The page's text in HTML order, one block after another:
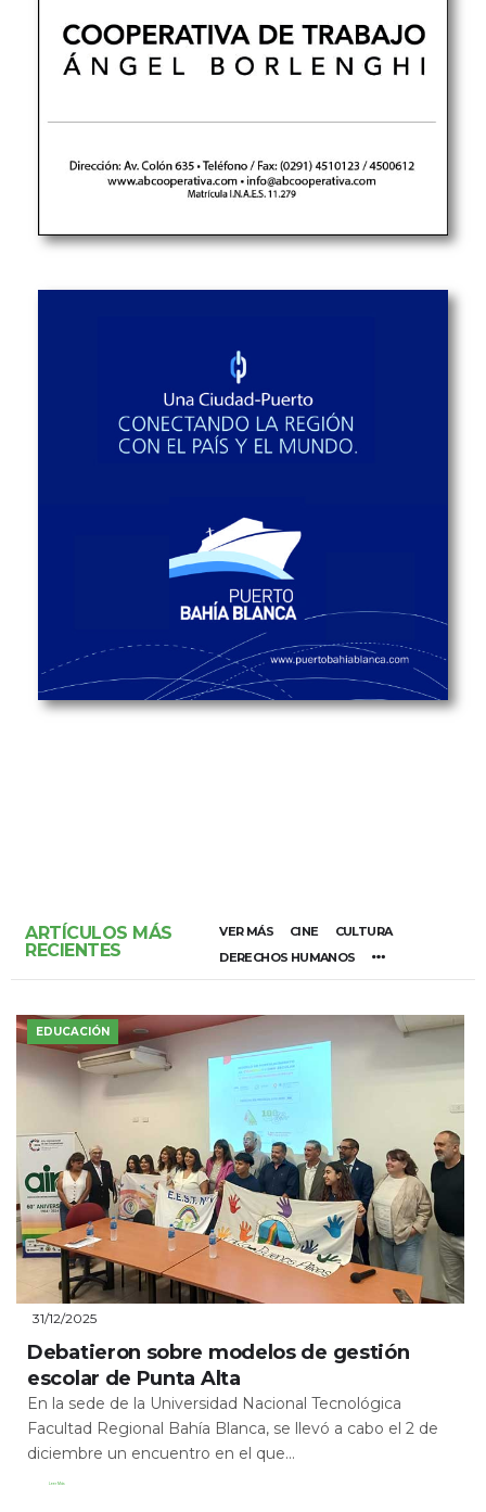
ARTÍCULOS MÁS
RECIENTES
VER MÁS CINE
CULTURA
DERECHOS HUMANOS
EDUCACIÓN
31/12/2025
Debatieron sobre modelos de gestión
escolar de Punta Alta
En la sede de la Universidad Nacional Tecnológica
Facultad Regional Bahía Blanca, se llevó a cabo el 2 de
diciembre un encuentro en el que...
Leer Más